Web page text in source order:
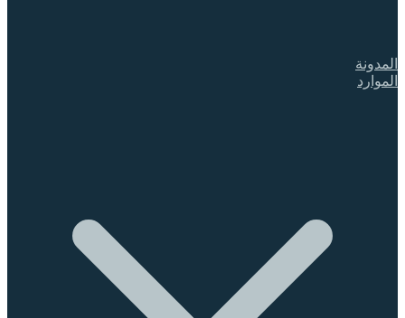
المدونة
الموارد